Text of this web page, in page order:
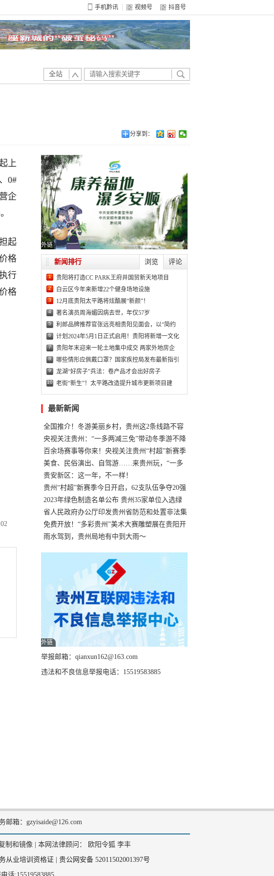
手机黔讯 视频号 抖音号
全站
分享到：
上
0#
企
起
格
行
格
外链
浏览 评论
新闻排行
1 贵阳将打造CC PARK王府井国贸新天地项目
2 白云区今年来新增22个健身场地设施
3 12月底贵阳太平路将炫酷展“新颜”！
4 著名演员周海媚因病去世，年仅57岁
5 利郎品牌推荐官张远亮相贵阳见面会，以“简约
6 计划2024年5月1日正式启用！贵阳将新增一文化
7 贵阳年末迎来一轮土地集中成交 两家外地房企
8 哪些情形应佩戴口罩？国家疾控局发布最新指引
9 龙湖“好房子”兵法：卷产品才会出好房子
10 老街“新生”！太平路改造提升城市更新项目建
最新新闻
全国推介！冬游美丽乡村，贵州这2条线路不容
错过
央视关注贵州：“一多两减三免”带动冬季游不降
温
百余场赛事等你来！央视关注贵州“村超”新赛季
正式“打响”
美食、民俗演出、自驾游……来贵州玩，“一多
两减三免”！
贵安新区：这一年，不一样！
贵州“村超”新赛季今日开启，62支队伍争夺20强
名额
2023年绿色制造名单公布 贵州35家单位入选绿
色工厂
省人民政府办公厅印发贵州省防范和处置非法集
资工作实施细则
免费开放！“多彩贵州”美术大赛雕塑展在贵阳开
展，持续至1月19日
雨水驾到，贵州局地有中到大雨～
外链
举报邮箱：qianxun162@163.com
违法和不良信息举报电话：15519583885
邮箱：gzyisaide@126.com
制和镜像 | 本网法律顾问： 欧阳令狐 李丰
从业培训资格证 贵公网安备 52011502001397号